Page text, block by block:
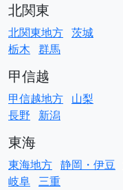
北関東
北関東地方 茨城
栃木 群馬
甲信越
甲信越地方 山梨
長野
新潟
東海
東海地方 静岡・伊豆
岐阜 三重